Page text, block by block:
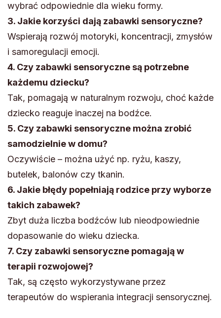
wybrać odpowiednie dla wieku formy.
3. Jakie korzyści dają zabawki sensoryczne?
Wspierają rozwój motoryki, koncentracji, zmysłów
i samoregulacji emocji.
4. Czy zabawki sensoryczne są potrzebne
każdemu dziecku?
Tak, pomagają w naturalnym rozwoju, choć każde
dziecko reaguje inaczej na bodźce.
5. Czy zabawki sensoryczne można zrobić
samodzielnie w domu?
Oczywiście – można użyć np. ryżu, kaszy,
butelek, balonów czy tkanin.
6. Jakie błędy popełniają rodzice przy wyborze
takich zabawek?
Zbyt duża liczba bodźców lub nieodpowiednie
dopasowanie do wieku dziecka.
7. Czy zabawki sensoryczne pomagają w
terapii rozwojowej?
Tak, są często wykorzystywane przez
terapeutów do wspierania integracji sensorycznej.